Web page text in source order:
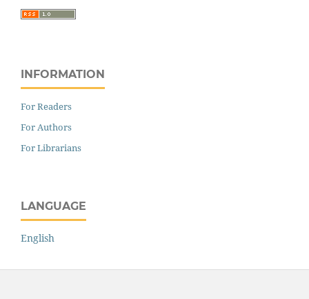
INFORMATION
For Readers
For Authors
For Librarians
LANGUAGE
English